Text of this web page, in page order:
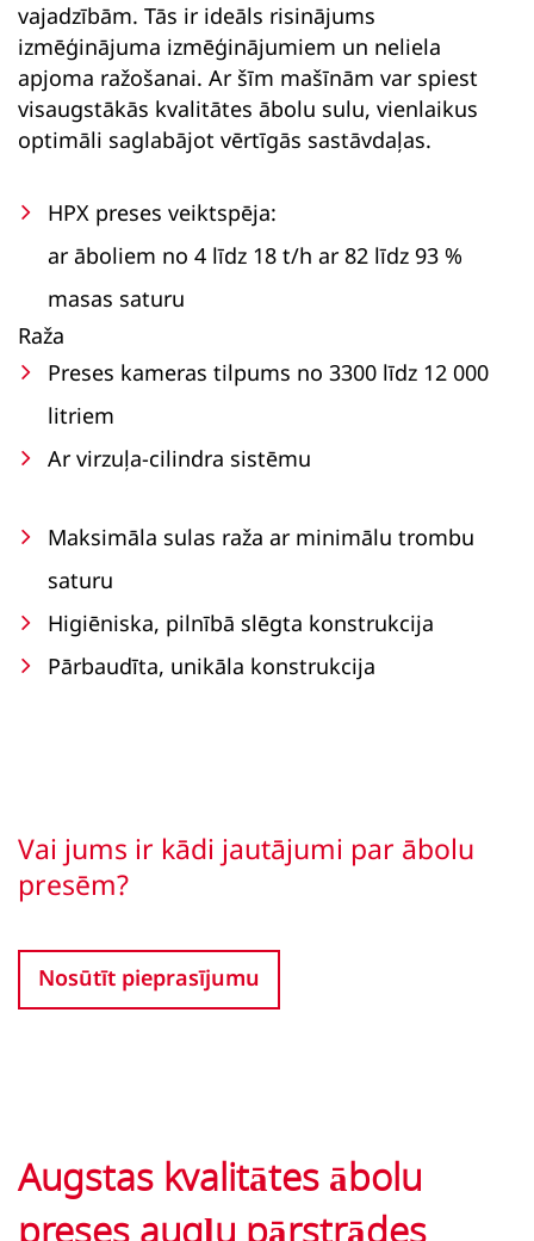
vajadzībām. Tās ir ideāls risinājums
izmēģinājuma izmēģinājumiem un neliela
apjoma ražošanai. Ar šīm mašīnām var spiest
visaugstākās kvalitātes ābolu sulu, vienlaikus
optimāli saglabājot vērtīgās sastāvdaļas.
HPX preses veiktspēja:
ar āboliem no 4 līdz 18 t/h ar 82 līdz 93 %
masas saturu
Raža
Preses kameras tilpums no 3300 līdz 12 000
litriem
Ar virzuļa-cilindra sistēmu
Maksimāla sulas raža ar minimālu trombu
saturu
Higiēniska, pilnībā slēgta konstrukcija
Pārbaudīta, unikāla konstrukcija
Vai jums ir kādi jautājumi par ābolu
presēm?
Nosūtīt pieprasījumu
Augstas kvalitātes ābolu